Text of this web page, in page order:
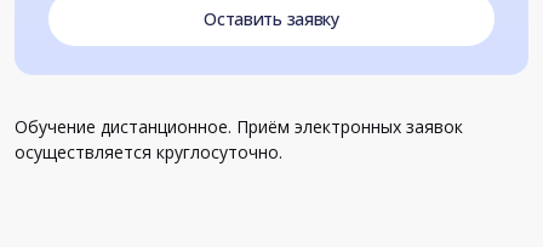
Оставить заявку
Обучение дистанционное. Приём электронных заявок
осуществляется круглосуточно.